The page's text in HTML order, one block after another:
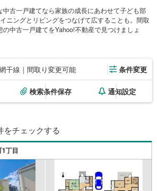
古一戸建てなら家族の成長にあわせて子ども部
ニングとリビングをつなげて広することも。間取
の中古一戸建てをYahoo!不動産で見つけましょ
干線｜間取り変更可能 条件変更
検索条件保存 通知設定
をチェックする
丁目